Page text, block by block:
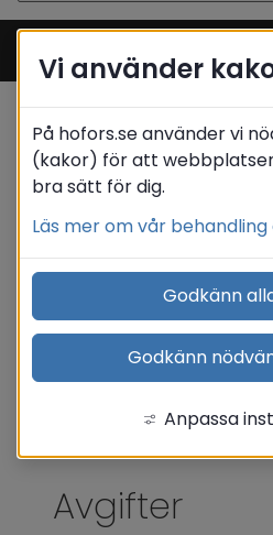
Startsida Näringsliv
/ Att söka
Avgifter
Vi använder
På hofors.se använder vi
(kakor) för att
bra sätt för dig.
Läs mer om vår
Godkänn
Godkänn
Anpassa